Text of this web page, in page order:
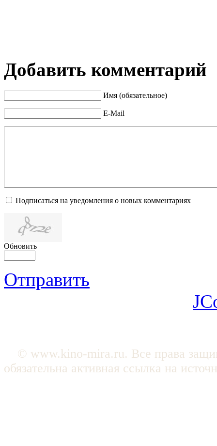
Добавить комментарий
Имя (обязательное)
E-Mail
Подписаться на уведомления о новых комментариях
Обновить
Отправить
© www.kino-mira.ru. Все права
обязательна активная ссылка на